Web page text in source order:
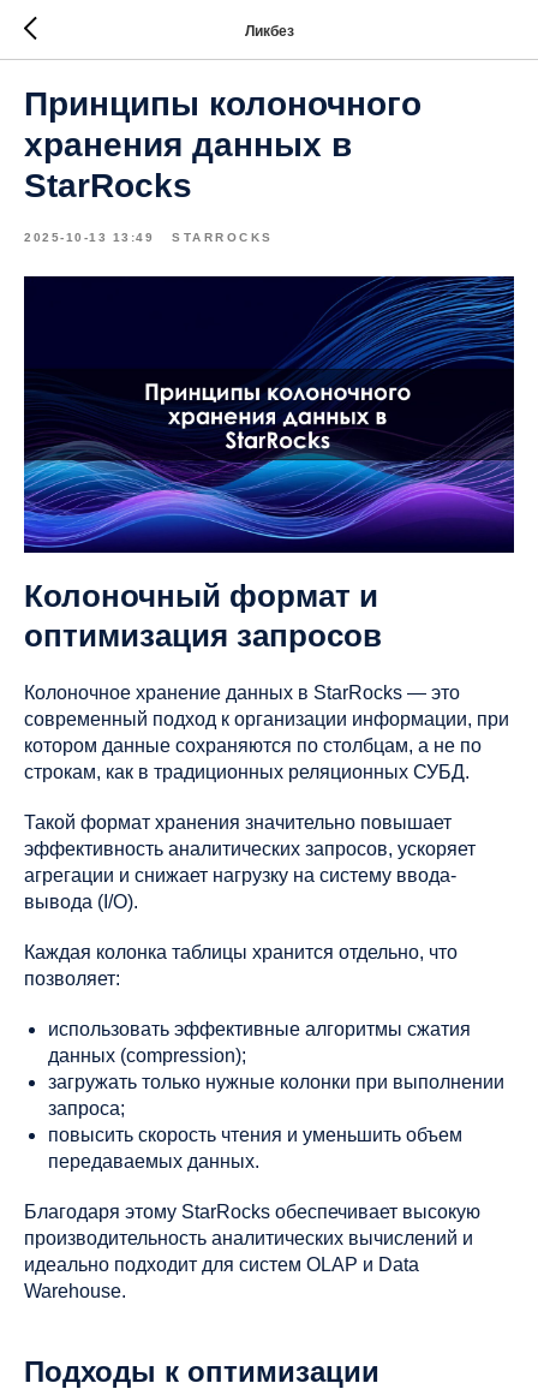
Ликбез
Принципы колоночного
хранения данных в
StarRocks
2025-10-13 13:49 STARROCKS
Колоночный формат и
оптимизация запросов
Колоночное хранение данных в StarRocks — это
современный подход к организации информации, при
котором данные сохраняются по столбцам, а не по
строкам, как в традиционных реляционных СУБД.
Такой формат хранения значительно повышает
эффективность аналитических запросов, ускоряет
агрегации и снижает нагрузку на систему ввода-
вывода (I/O).
Каждая колонка таблицы хранится отдельно, что
позволяет:
использовать эффективные алгоритмы сжатия
данных (compression);
загружать только нужные колонки при выполнении
запроса;
повысить скорость чтения и уменьшить объем
передаваемых данных.
Благодаря этому StarRocks обеспечивает высокую
производительность аналитических вычислений и
идеально подходит для систем OLAP и Data
Warehouse.
Подходы к оптимизации